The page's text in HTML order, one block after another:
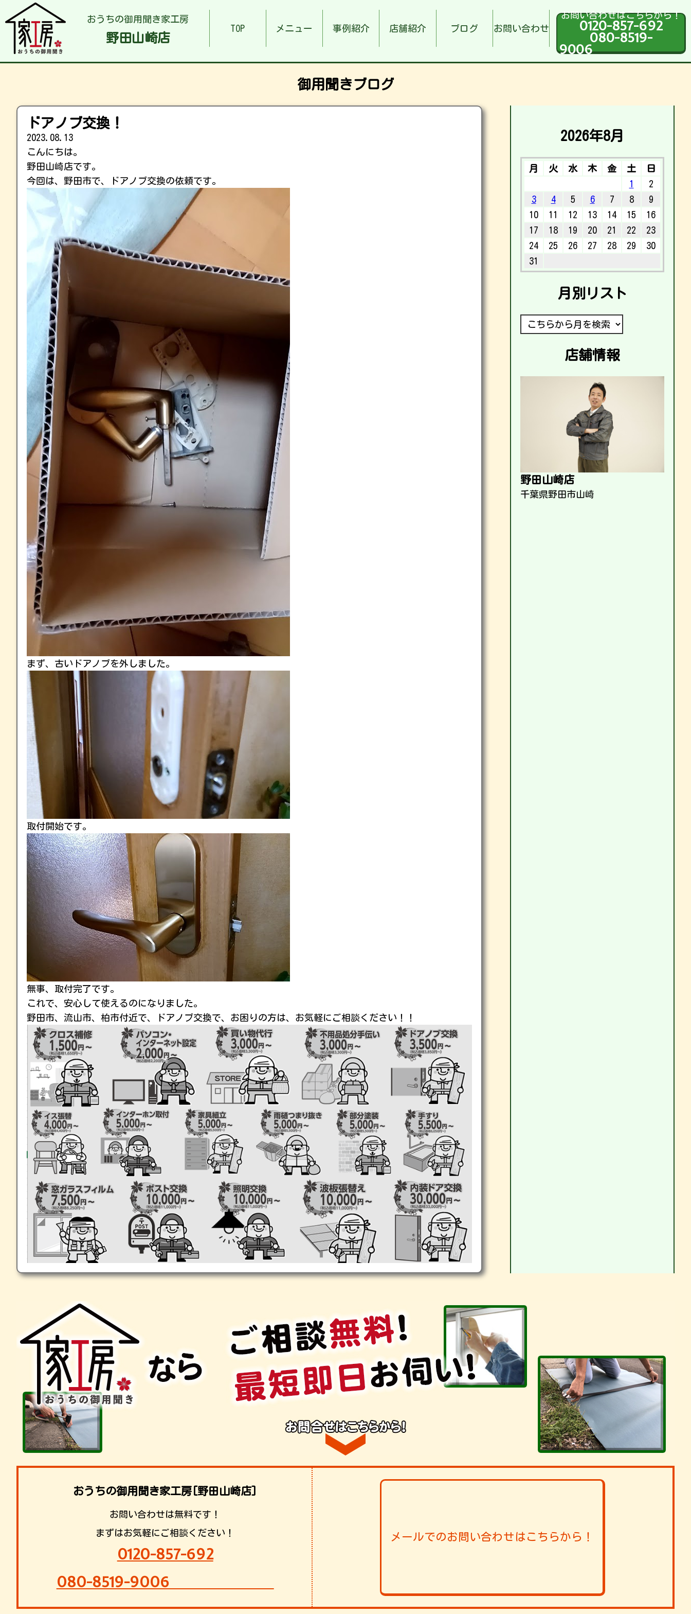
おうちの御用聞き家工房
野田山崎店
TOP メニュー 事例紹介 店舗紹介 ブログ お問い合わせ
お問い合わせはこちらから！
0120-857-692
080-8519-
9006
御用聞きブログ
ドアノブ交換！
2023.08.13
こんにちは。
野田山崎店です。
今回は、野田市で、ドアノブ交換の依頼です。
まず、古いドアノブを外しました。
取付開始です。
無事、取付完了です。
これで、安心して使えるのになりました。
野田市、流山市、柏市付近で、ドアノブ交換で、お困りの方は、お気軽にご相談ください！！
2026年8月
月 火 水 木 金 土
日
1
2
3
4 5 6 7 8
9
10
11 12 13 14 15
16
17
18 19 20 21 22
23
24
25 26 27 28 29
30
31
月別リスト
店舗情報
野田山崎店
千葉県野田市山崎
おうちの御用聞き家工房[野田山崎店]
お問い合わせは無料です！
まずはお気軽にご相談ください！
0120-857-692
080-8519-9006
メールでのお問い合わせはこちらから！